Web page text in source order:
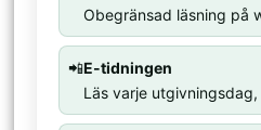
Obegränsad läsning på
📲E-tidningen
Läs varje utgivningsdag,